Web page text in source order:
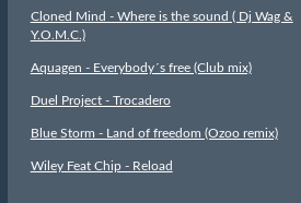
Cloned Mind - Where is the sound ( Dj Wag &
Y.O.M.C.)
Aquagen - Everybody´s free (Club mix)
Duel Project - Trocadero
Blue Storm - Land of freedom (Ozoo remix)
Wiley Feat Chip - Reload